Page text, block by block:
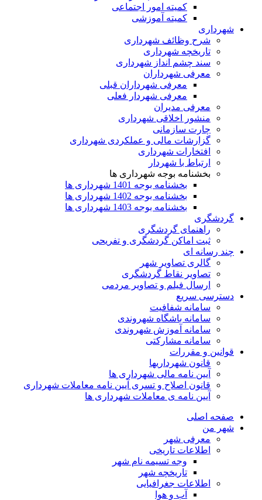
کمیته امور اجتماعی
کمیته آموزشی
شهرداری
شرح وظائف شهرداری
تاریخچه شهرداری
سند چشم انداز شهرداری
معرفی شهرداران
معرفی شهرداران قبلی
معرفی شهردار فعلی
معرفی مدیران
منشور اخلاقی شهرداری
چارت سازمانی
گزارشات مالی و عملکردی شهرداری
افتخارات شهرداری
ارتباط با شهردار
بخشنامه بوجه شهرداری ها
بخشنامه بوجه 1401 شهرداری ها
بخشنامه بوجه 1402 شهرداری ها
بخشنامه بوجه 1403 شهرداری ها
گردشگری
راهنمای گردشگری
ثبت اماکن گردشگری و تفریحی
چند رسانه ای
گالری تصاویر شهر
تصاویر نقاط گردشگری
ارسال فیلم و تصاویر مردمی
دسترسی سریع
سامانه شفافیت
سامانه باشگاه شهروندی
سامانه آموزش شهروندی
سامانه مشارکتی
قوانین و مقررات
قانون شهرداریها
آیین نامه مالی شهرداری ها
قانون اصلاح و تسری آیین نامه معاملات شهرداری
آیین نامه ی معاملات شهرداری ها
صفحه اصلی
شهر من
معرفی شهر
اطلاعات تاریخی
وجه تسیمه نام شهر
تاریخچه شهر
اطلاعات جغرافیایی
آب و هوا